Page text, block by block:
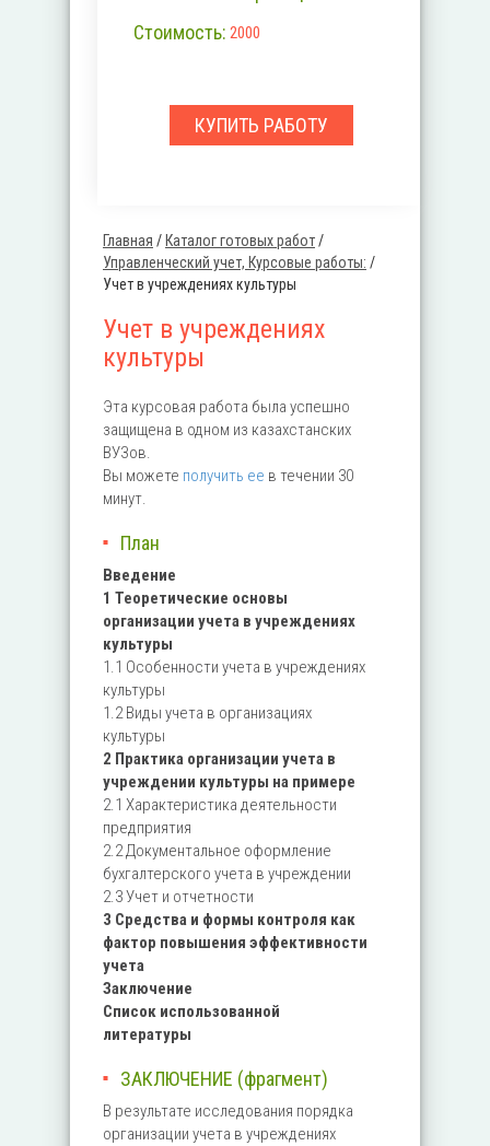
Вы здесь
Главная / Каталог готовых работ/
Управленческий учет, Курсовые работы: /
Учет в учреждениях культуры
Учет в учреждениях
культуры
Эта курсовая работа была успешно
защищена в одном из казахстанских
ВУЗов.
Вы можете получить ее в течении 30
минут.
План
Введение
1 Теоретические основы
организации учета в учреждениях
культуры
1.1 Особенности учета в учреждениях
культуры
1.2 Виды учета в организациях
культуры
2 Практика организации учета в
учреждении культуры на примере
2.1 Характеристика деятельности
предприятия
2.2 Документальное оформление
бухгалтерского учета в учреждении
2.3 Учет и отчетности
3 Средства и формы контроля как
фактор повышения эффективности
учета
Заключение
Список использованной
литературы
ЗАКЛЮЧЕНИЕ (фрагмент)
В результате исследования порядка
организации учета в учреждениях
Стоимость: 2000
КУПИТЬ РАБОТУ